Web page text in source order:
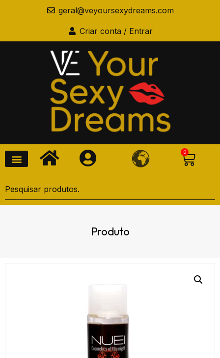
geral@veyoursexydreams.com
Criar conta / Entrar
0
Produto